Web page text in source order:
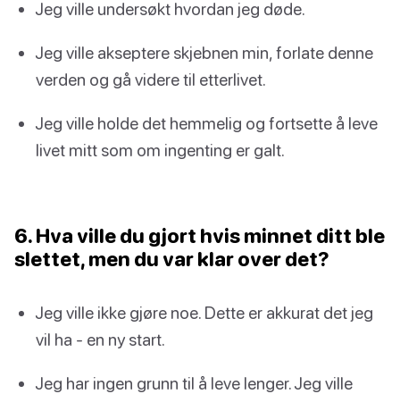
Jeg ville undersøkt hvordan jeg døde.
Jeg ville akseptere skjebnen min, forlate denne
verden og gå videre til etterlivet.
Jeg ville holde det hemmelig og fortsette å leve
livet mitt som om ingenting er galt.
6. Hva ville du gjort hvis minnet ditt ble
slettet, men du var klar over det?
Jeg ville ikke gjøre noe. Dette er akkurat det jeg
vil ha - en ny start.
Jeg har ingen grunn til å leve lenger. Jeg ville